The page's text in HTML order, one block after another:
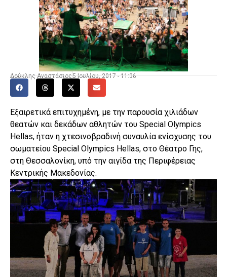
Δούκλης Αναστάσιος5 Ιουλίου, 2017 - 11:36
Εξαιρετικά επιτυχημένη, με την παρουσία χιλιάδων
θεατών και δεκάδων αθλητών του Special Olympics
Hellas, ήταν η χτεσινοβραδινή συναυλία ενίσχυσης του
σωματείου Special Olympics Hellas, στο Θέατρο Γης,
στη Θεσσαλονίκη, υπό την αιγίδα της Περιφέρειας
Κεντρικής Μακεδονίας.